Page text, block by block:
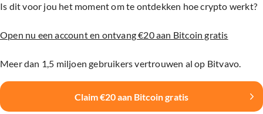
Is dit voor jou het moment om te ontdekken hoe crypto werkt?
Open nu een account en ontvang €20 aan Bitcoin gratis
Meer dan 1,5 miljoen gebruikers vertrouwen al op Bitvavo.
Claim €20 aan Bitcoin gratis